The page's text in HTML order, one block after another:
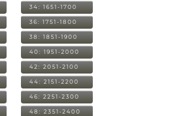
34: 1651-1700
36: 1751-1800
38: 1851-1900
40: 1951-2000
42: 2051-2100
44: 2151-2200
46: 2251-2300
48: 2351-2400